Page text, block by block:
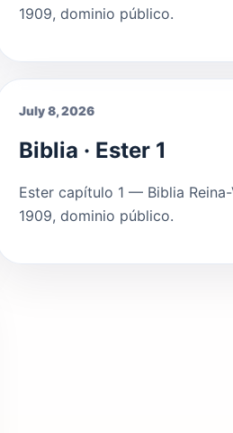
1909, dominio público.
July 8, 2026
Biblia · Ester 1
Ester capítulo 1 — Biblia Reina-
1909, dominio público.